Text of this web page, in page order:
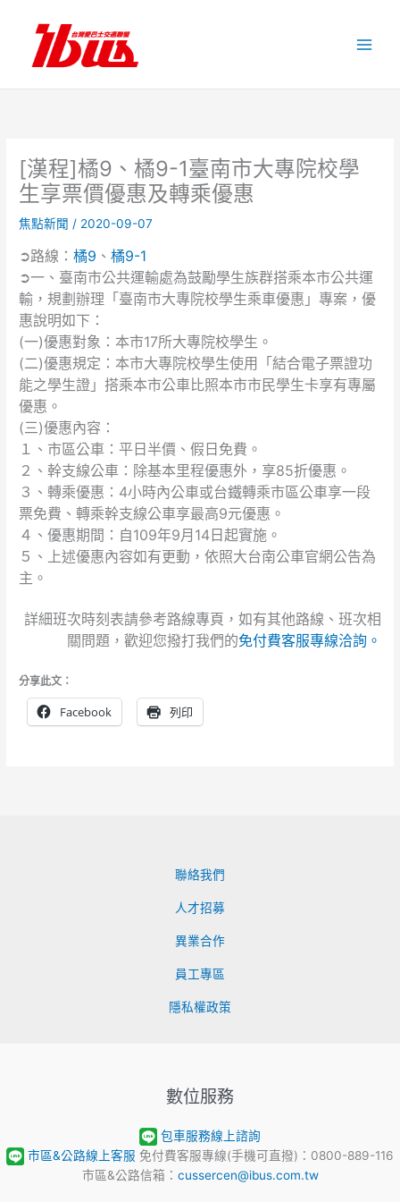
內
[漢程]橘9、橘9-1臺南市大專院校學
生享票價優惠及轉乘優惠
焦點新聞 / 2020-09-07
➲路線：橘9 、橘9-1
➲一、臺南市公共運輸處為鼓勵學生族群搭乘本市公共運
輸，規劃辦理「臺南市大專院校學生乘車優惠」專案，優
惠說明如下：
(一)優惠對象：本市17所大專院校學生。
(二)優惠規定：本市大專院校學生使用「結合電子票證功
能之學生證」搭乘本市公車比照本市市民學生卡享有專屬
優惠。
(三)優惠內容：
１、市區公車：平日半價、假日免費。
２、幹支線公車：除基本里程優惠外，享85折優惠。
３、轉乘優惠：4小時內公車或台鐵轉乘市區公車享一段
票免費、轉乘幹支線公車享最高9元優惠。
４、優惠期間：自109年9月14日起實施。
５、上述優惠內容如有更動，依照大台南公車官網公告為
主。
詳細班次時刻表請參考路線專頁，如有其他路線、班次相
關問題，歡迎您撥打我們的免付費客服專線洽詢。
分享此文：
Facebook 列印
聯絡我們
人才招募
異業合作
員工專區
隱私權政策
數位服務
包車服務線上諮詢
市區&公路線上客服 免付費客服專線(手機可直撥)：0800-889-116
市區&公路信箱： cussercen@ibus.com.tw